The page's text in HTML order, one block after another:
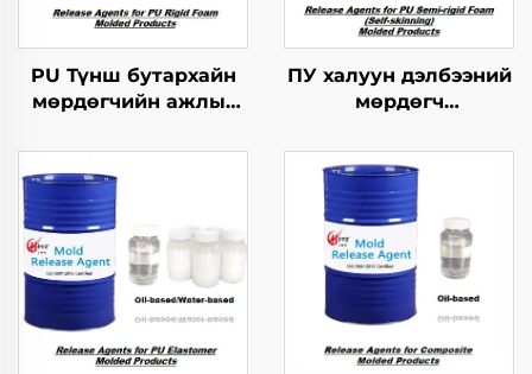
PU Түнш бутархайн
мөрдөгчийн ажлыг
ПУ халуун дэлбээний
мөрдөгч
хэрэгсэл